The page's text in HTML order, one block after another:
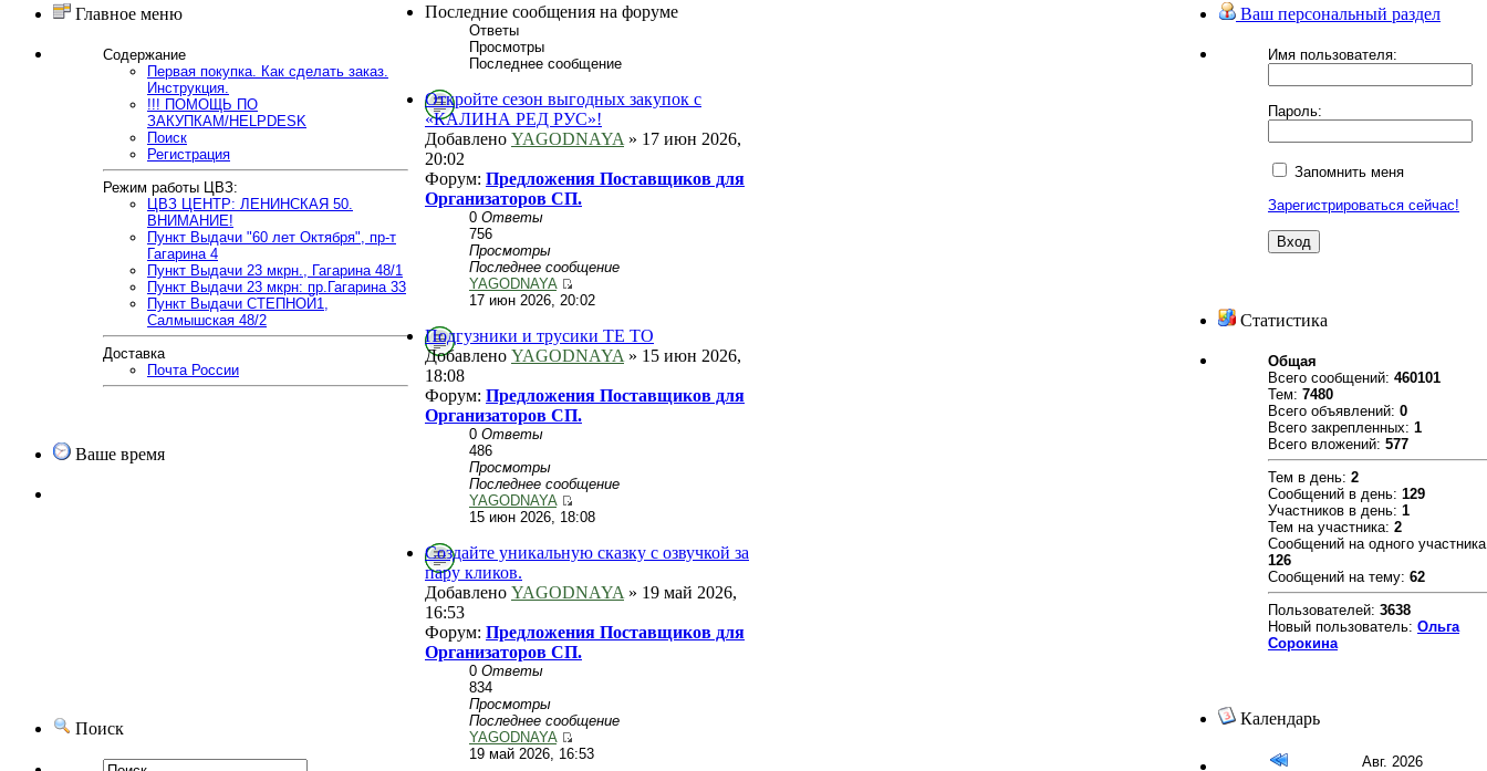
Главное меню
Содержание
Первая покупка. Как сделать заказ.
Инструкция.
!!! ПОМОЩЬ ПО
ЗАКУПКАМ/HELPDESK
Поиск
Регистрация
Режим работы ЦВЗ:
ЦВЗ ЦЕНТР: ЛЕНИНСКАЯ 50.
ВНИМАНИЕ!
Пункт Выдачи "60 лет Октября", пр-т
Гагарина 4
Пункт Выдачи 23 мкрн., Гагарина 48/1
Пункт Выдачи 23 мкрн: пр.Гагарина 33
Пункт Выдачи СТЕПНОЙ1,
Салмышская 48/2
Доставка
Почта России
Ваше время
Поиск
Последние сообщения на форуме
Ответы
Просмотры
Последнее сообщение
Откройте сезон выгодных закупок с
«КАЛИНА РЕД РУС»!
Добавлено YAGODNAYA » 17 июн 2026,
20:02
Форум: Предложения Поставщиков для
Организаторов СП.
0 Ответы
756
Просмотры
Последнее сообщение
YAGODNAYA
17 июн 2026, 20:02
Подгузники и трусики TE TO
Добавлено YAGODNAYA » 15 июн 2026,
18:08
Форум: Предложения Поставщиков для
Организаторов СП.
0 Ответы
486
Просмотры
Последнее сообщение
YAGODNAYA
15 июн 2026, 18:08
Создайте уникальную сказку с озвучкой за
пару кликов.
Добавлено YAGODNAYA » 19 май 2026,
16:53
Форум: Предложения Поставщиков для
Организаторов СП.
0 Ответы
834
Просмотры
Последнее сообщение
YAGODNAYA
19 май 2026, 16:53
Ваш персональный раздел
Имя пользователя:
Пароль:
Запомнить меня
Зарегистрироваться сейчас!
Статистика
Общая
Всего сообщений: 460101
Тем: 7480
Всего объявлений: 0
Всего закрепленных: 1
Всего вложений: 577
Тем в день: 2
Сообщений в день: 129
Участников в день: 1
Тем на участника: 2
Сообщений на одного
126
Сообщений на тему: 62
Пользователей: 3638
Новый пользователь: Ольга
Сорокина
Календарь
Авг. 2026